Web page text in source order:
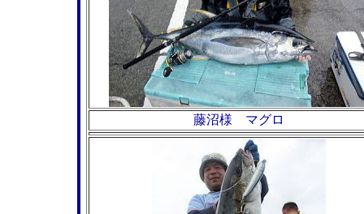
藤沼様 マグロ